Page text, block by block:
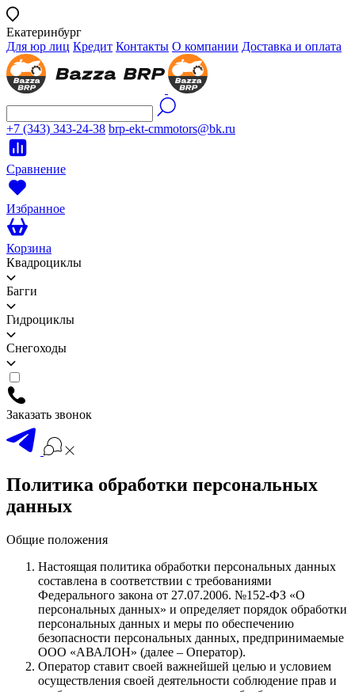
Екатеринбург
Для юр лиц Кредит Контакты О компании Доставка и оплата
+7 (343) 343-24-38 brp-ekt-cmmotors@bk.ru
Сравнение
Избранное
Корзина
Квадроциклы
Багги
Гидроциклы
Снегоходы
Заказать звонок
Политика обработки персональных
данных
Общие положения
Настоящая политика обработки персональных данных
составлена в соответствии с требованиями
Федерального закона от 27.07.2006. №152-ФЗ «О
персональных данных» и определяет порядок обработки
персональных данных и меры по обеспечению
безопасности персональных данных, предпринимаемые
ООО «АВАЛОН» (далее – Оператор).
Оператор ставит своей важнейшей целью и условием
осуществления своей деятельности соблюдение прав и